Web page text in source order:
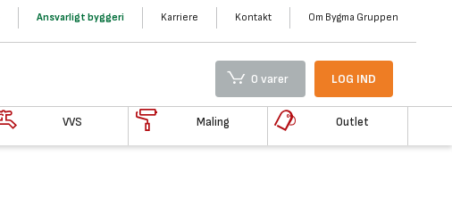
Ansvarligt byggeri Karriere Kontakt Om Bygma Gruppen
0 varer LOG IND
VVS Maling Outlet